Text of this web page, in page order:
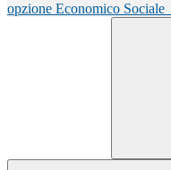
opzione Economico Sociale